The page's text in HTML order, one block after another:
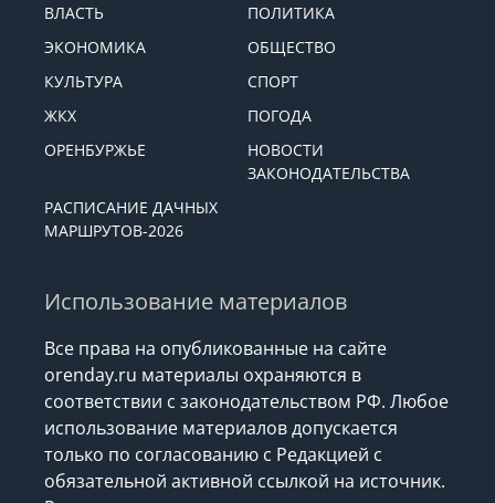
ВЛАСТЬ
ПОЛИТИКА
ЭКОНОМИКА
ОБЩЕСТВО
КУЛЬТУРА
СПОРТ
ЖКХ
ПОГОДА
ОРЕНБУРЖЬЕ
НОВОСТИ
ЗАКОНОДАТЕЛЬСТВА
РАСПИСАНИЕ ДАЧНЫХ
МАРШРУТОВ-2026
Использование материалов
Все права на опубликованные на сайте
orenday.ru материалы охраняются в
соответствии с законодательством РФ. Любое
использование материалов допускается
только по согласованию с Редакцией с
обязательной активной ссылкой на источник.